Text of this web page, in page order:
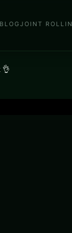
BLOGJOINT
👌